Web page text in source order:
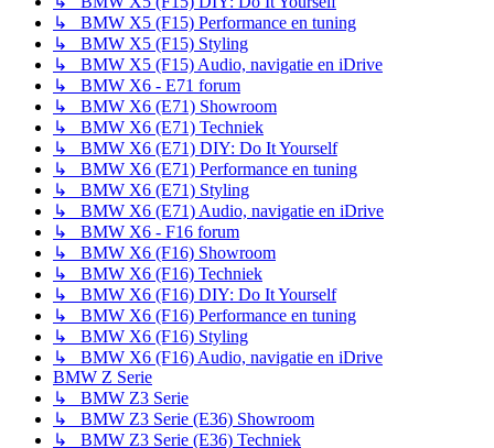
↳ BMW X5 (F15) Performance en tuning
↳ BMW X5 (F15) Styling
↳ BMW X5 (F15) Audio, navigatie en iDrive
↳ BMW X6 - E71 forum
↳ BMW X6 (E71) Showroom
↳ BMW X6 (E71) Techniek
↳ BMW X6 (E71) DIY: Do It Yourself
↳ BMW X6 (E71) Performance en tuning
↳ BMW X6 (E71) Styling
↳ BMW X6 (E71) Audio, navigatie en iDrive
↳ BMW X6 - F16 forum
↳ BMW X6 (F16) Showroom
↳ BMW X6 (F16) Techniek
↳ BMW X6 (F16) DIY: Do It Yourself
↳ BMW X6 (F16) Performance en tuning
↳ BMW X6 (F16) Styling
↳ BMW X6 (F16) Audio, navigatie en iDrive
BMW Z Serie
↳ BMW Z3 Serie
↳ BMW Z3 Serie (E36) Showroom
↳ BMW Z3 Serie (E36) Techniek